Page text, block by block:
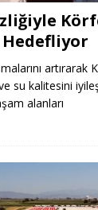
Hedefliyor
artırarak
su kalitesini
alanları